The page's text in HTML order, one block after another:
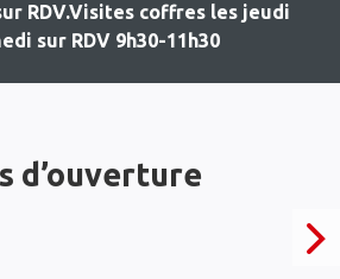
RDV.Visites coffres les jeudi
sur RDV 9h30-11h30
d’ouverture